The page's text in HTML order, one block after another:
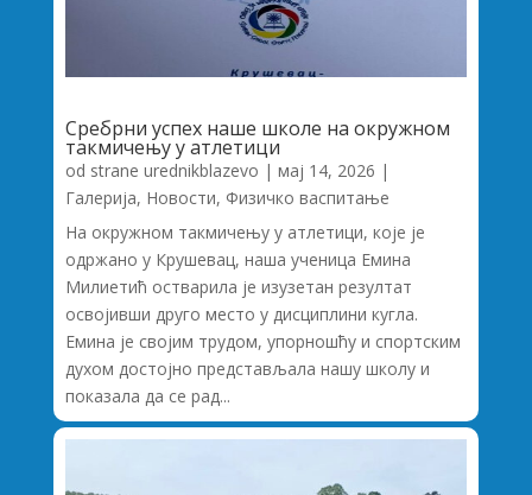
Сребрни успех наше школе на окружном
такмичењу у атлетици
od strane urednikblazevo | мај 14, 2026 |
Галерија, Новости, Физичко васпитање
На окружном такмичењу у атлетици, које је
одржано у Крушевац, наша ученица Емина
Милиетић остварила је изузетан резултат
освојивши друго место у дисциплини кугла.
Емина је својим трудом, упорношћу и спортским
духом достојно представљала нашу школу и
показала да се рад...